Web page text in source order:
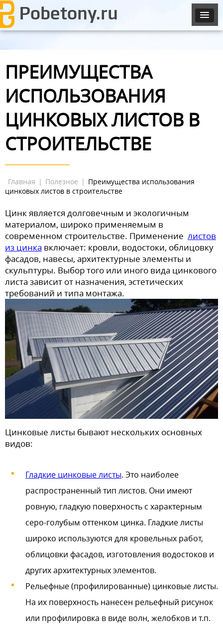
ПРЕИМУЩЕСТВА
ИСПОЛЬЗОВАНИЯ
ЦИНКОВЫХ ЛИСТОВ В
СТРОИТЕЛЬСТВЕ
Главная | Полезное | Преимущества использования
цинковых листов в строительстве
Цинк является долговечным и экологичным
материалом, широко применяемым в
современном строительстве. Применение листов
из цинка включает: кровли, водостоки, облицовку
фасадов, навесы, архитектурные элементы и
скульптуры. Выбор того или иного вида цинкового
листа зависит от назначения, эстетических
требований и типа монтажа.
Цинковые листы бывают нескольких основных
видов:
Гладкие цинковые листы. Это наиболее
распространенный тип листов. Они имеют
ровную, гладкую поверхность с характерным
серо-голубым оттенком цинка. Гладкие листы
широко используются для кровельных работ,
облицовки фасадов, изготовления водостоков и
других архитектурных элементов.
Рельефные (профилированные) цинковые листы.
На их поверхность нанесен рельефный рисунок
или профилировка в виде волн, желобков и т.п.